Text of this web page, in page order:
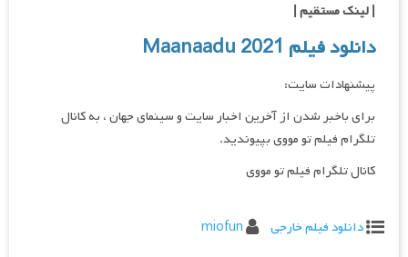
|لینک مستقیم|
دانلود فیلم Maanaadu 2021
پیشنهادات سایت:
برای باخبر شدن از آخرین اخبار سایت و سینمای جهان ، به کانال
تلگرام فیلم تو مووی بپیوندید.
کانال تلگرام فیلم تو مووی
دانلود فیلم خارجی
miofun